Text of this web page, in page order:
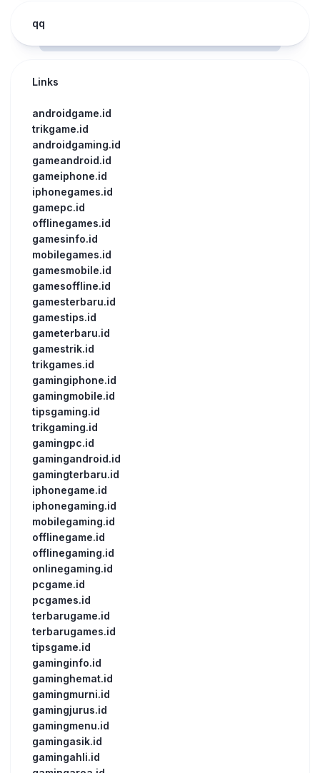
qq
Links
androidgame.id
trikgame.id
androidgaming.id
gameandroid.id
gameiphone.id
iphonegames.id
gamepc.id
offlinegames.id
gamesinfo.id
mobilegames.id
gamesmobile.id
gamesoffline.id
gamesterbaru.id
gamestips.id
gameterbaru.id
gamestrik.id
trikgames.id
gamingiphone.id
gamingmobile.id
tipsgaming.id
trikgaming.id
gamingpc.id
gamingandroid.id
gamingterbaru.id
iphonegame.id
iphonegaming.id
mobilegaming.id
offlinegame.id
offlinegaming.id
onlinegaming.id
pcgame.id
pcgames.id
terbarugame.id
terbarugames.id
tipsgame.id
gaminginfo.id
gaminghemat.id
gamingmurni.id
gamingjurus.id
gamingmenu.id
gamingasik.id
gamingahli.id